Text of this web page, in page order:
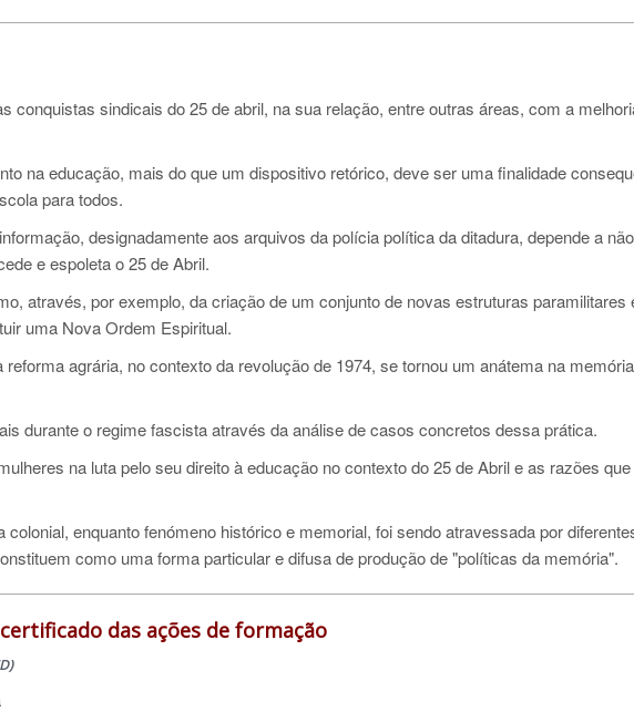
conquistas sindicais do 25 de abril, na sua relação, entre outras áreas, com a
na educação, mais do que um dispositivo retórico, deve ser uma finalidade
para todos.
designadamente aos arquivos da polícia política da ditadura, depende a não
e espoleta o 25 de Abril.
através, por exemplo, da criação de um conjunto de novas estruturas paramilitares
uma Nova Ordem Espiritual.
agrária, no contexto da revolução de 1974, se tornou um anátema na memória
durante o regime fascista através da análise de casos concretos dessa prática.
na luta pelo seu direito à educação no contexto do 25 de Abril e as razões
enquanto fenómeno histórico e memorial, foi sendo atravessada por
como uma forma particular e difusa de produção de "políticas da memória".
das ações de formação